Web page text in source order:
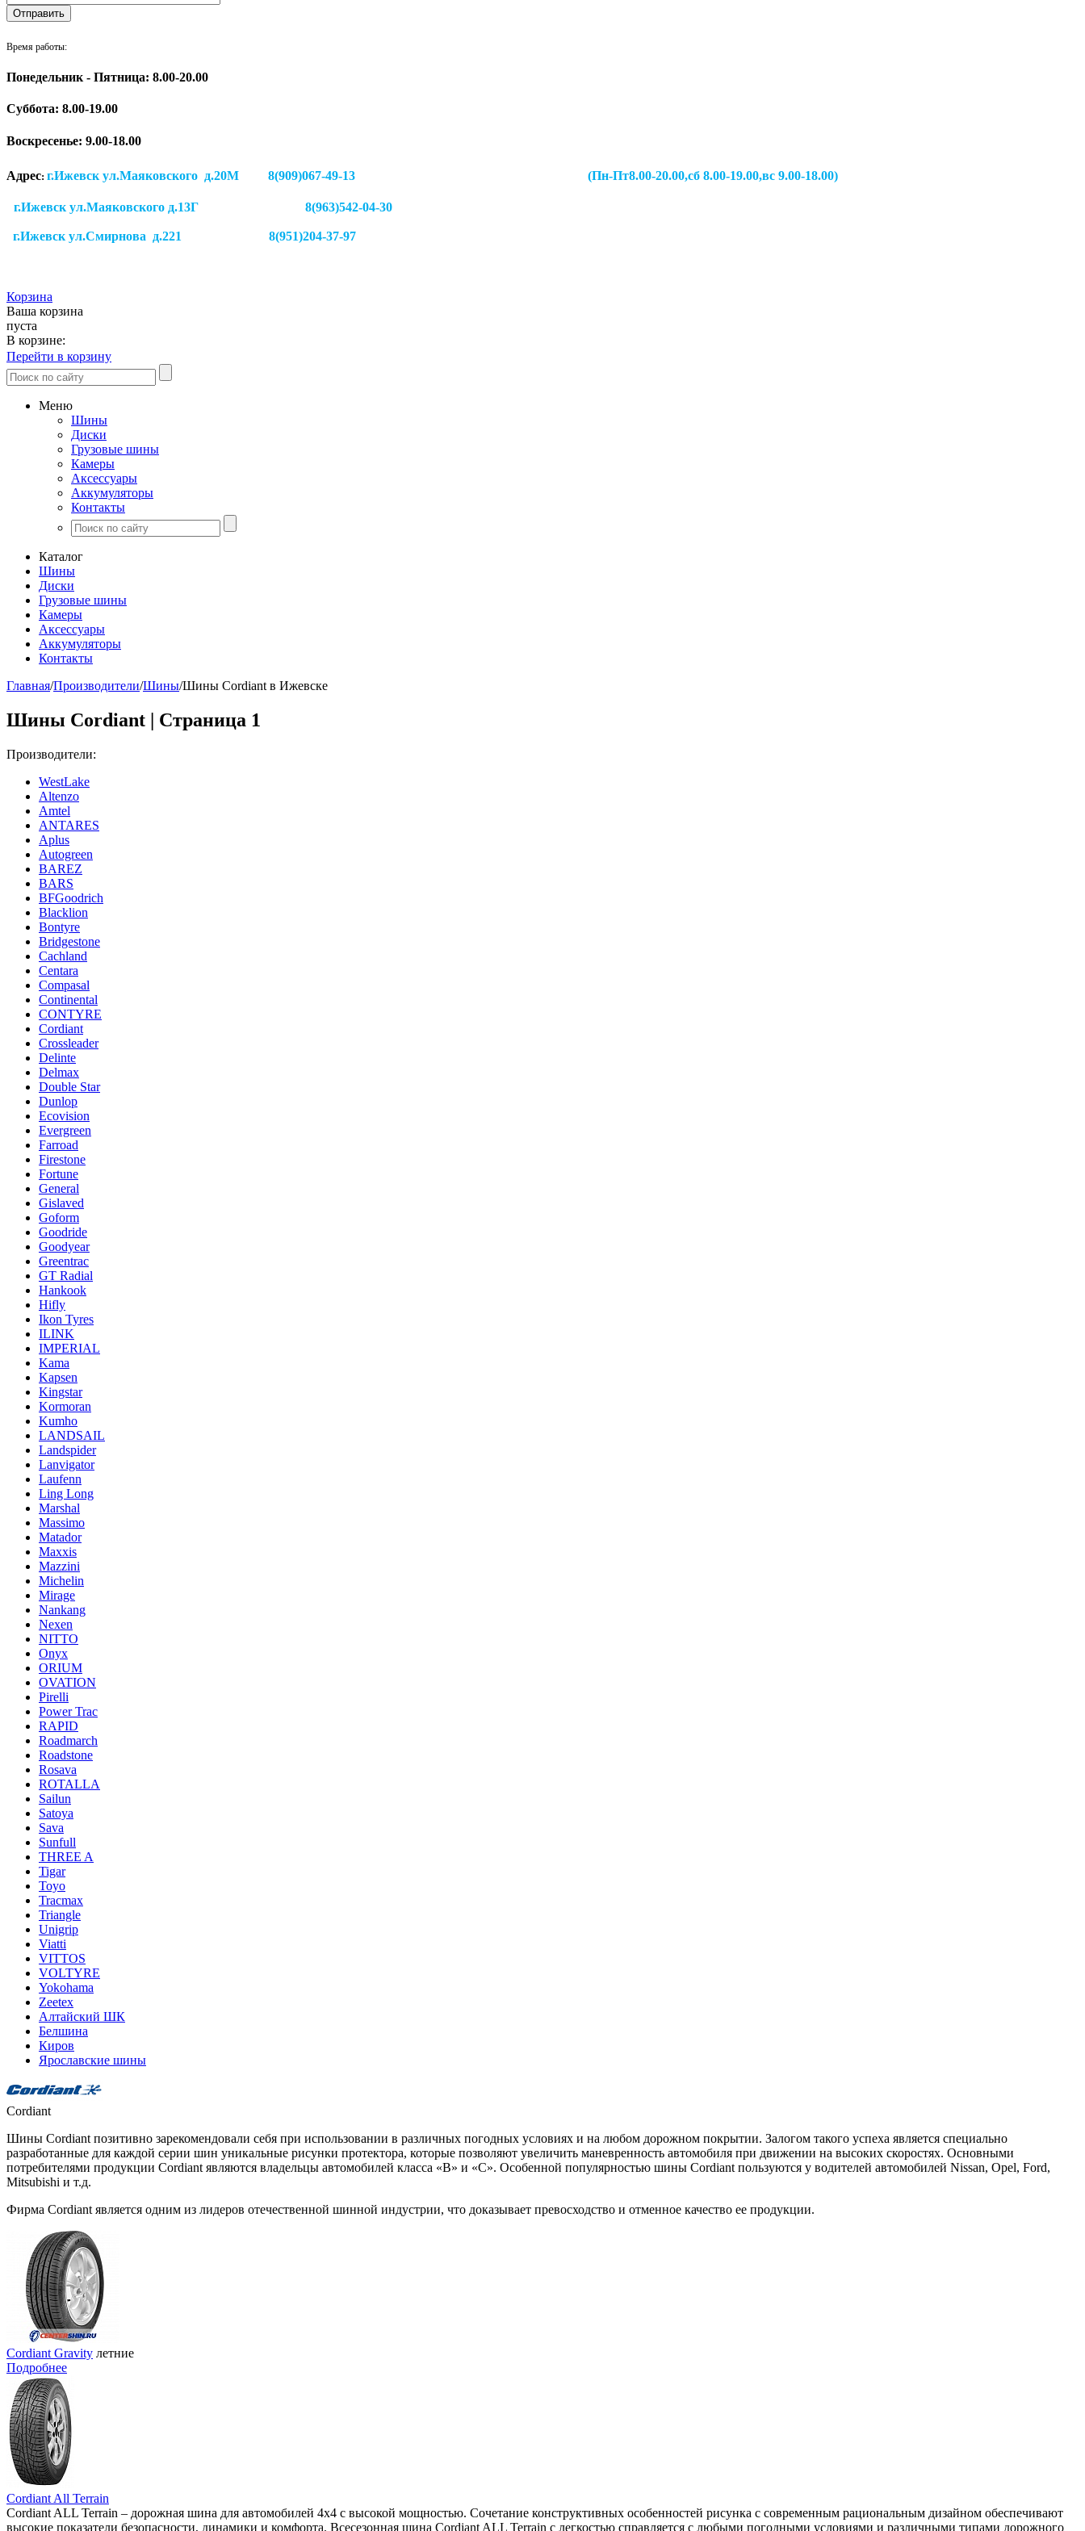
Время работы:
Понедельник - Пятница: 8.00-20.00
Суббота: 8.00-19.00
Воскресенье: 9.00-18.00
Адрес: г.Ижевск ул.Маяковского д.20М 8(909)067-49-13 (Пн-Пт8.00-20.00,сб 8.00-19.00,вс 9.00-18.00)
г.Ижевск ул.Маяковского д.13Г 8(963)542-04-30
г.Ижевск ул.Смирнова д.221 8(951)204-37-97
Корзина
Ваша корзина
пуста
В корзине:
Перейти в корзину
Меню
Шины
Диски
Грузовые шины
Камеры
Аксессуары
Аккумуляторы
Контакты
Каталог
Шины
Диски
Грузовые шины
Камеры
Аксессуары
Аккумуляторы
Контакты
Главная/Производители/Шины/Шины Cordiant в Ижевске
Шины Cordiant | Страница 1
Производители:
WestLake
Altenzo
Amtel
ANTARES
Aplus
Autogreen
BAREZ
BARS
BFGoodrich
Blacklion
Bontyre
Bridgestone
Cachland
Centara
Compasal
Continental
CONTYRE
Cordiant
Crossleader
Delinte
Delmax
Double Star
Dunlop
Ecovision
Evergreen
Farroad
Firestone
Fortune
General
Gislaved
Goform
Goodride
Goodyear
Greentrac
GT Radial
Hankook
Hifly
Ikon Tyres
ILINK
IMPERIAL
Kama
Kapsen
Kingstar
Kormoran
Kumho
LANDSAIL
Landspider
Lanvigator
Laufenn
Ling Long
Marshal
Massimo
Matador
Maxxis
Mazzini
Michelin
Mirage
Nankang
Nexen
NITTO
Onyx
ORIUM
OVATION
Pirelli
Power Trac
RAPID
Roadmarch
Roadstone
Rosava
ROTALLA
Sailun
Satoya
Sava
Sunfull
THREE A
Tigar
Toyo
Tracmax
Triangle
Unigrip
Viatti
VITTOS
VOLTYRE
Yokohama
Zeetex
Алтайский ШК
Белшина
Киров
Ярославские шины
Cordiant
Шины Cordiant позитивно зарекомендовали себя при использовании в различных погодных условиях и на любом дорожном покрытии. Залогом такого успеха является специально
разработанные для каждой серии шин уникальные рисунки протектора, которые позволяют увеличить маневренность автомобиля при движении на высоких скоростях. Основными
потребителями продукции Cordiant являются владельцы автомобилей класса «В» и «С». Особенной популярностью шины Cordiant пользуются у водителей автомобилей Nissan, Opel, Ford,
Mitsubishi и т.д.
Фирма Cordiant является одним из лидеров отечественной шинной индустрии, что доказывает превосходство и отменное качество ее продукции.
Cordiant Gravity летние
Подробнее
Cordiant All Terrain
Cordiant ALL Terrain – дорожная шина для автомобилей 4х4 с высокой мощностью. Сочетание конструктивных особенностей рисунка с современным рациональным дизайном обеспечивают
высокие показатели безопасности, динамики и комфорта. Всесезонная шина Cordiant ALL Terrain с легкостью справляется с любыми погодными условиями и различными типами дорожного